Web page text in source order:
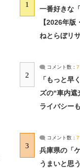
1
一番好きな
【2026年
ねとらぼリ
2
コメント数： 7
「もっと
ズの“車内
ライバシー
3
コメント数： 7
兵庫県の「
うまいと思